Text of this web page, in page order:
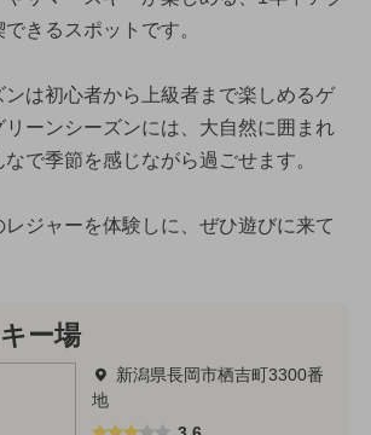
きるスポットです。
ンは初心者から上級者まで楽しめるゲ
リーンシーズンには、大自然に囲まれ
で季節を感じながら過ごせます。
ジャーを体験しに、ぜひ遊びに来て
ー場
新潟県長岡市栖吉町3300番
地